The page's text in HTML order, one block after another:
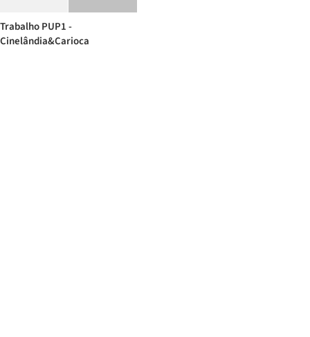
Trabalho PUP1 -
Cinelândia&Carioca